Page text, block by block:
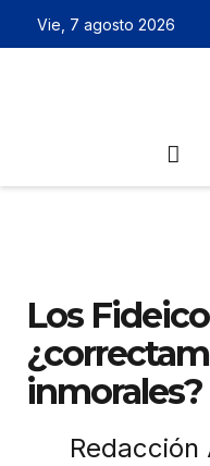
Vie, 7 agosto 2026
Los
inmorales?
Redacción